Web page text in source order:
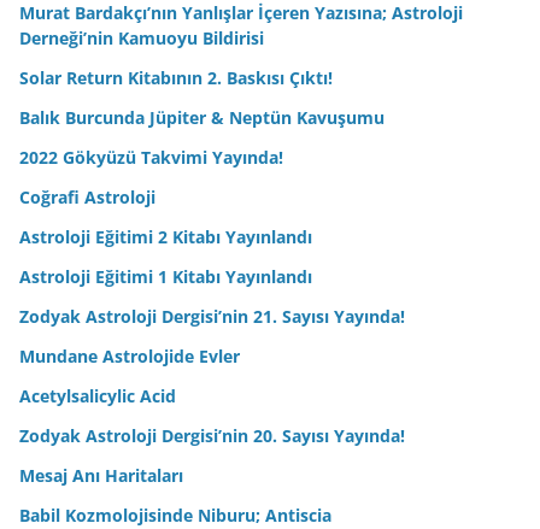
Murat Bardakçı’nın Yanlışlar İçeren Yazısına; Astroloji
Derneği’nin Kamuoyu Bildirisi
Solar Return Kitabının 2. Baskısı Çıktı!
Balık Burcunda Jüpiter & Neptün Kavuşumu
2022 Gökyüzü Takvimi Yayında!
Coğrafi Astroloji
Astroloji Eğitimi 2 Kitabı Yayınlandı
Astroloji Eğitimi 1 Kitabı Yayınlandı
Zodyak Astroloji Dergisi’nin 21. Sayısı Yayında!
Mundane Astrolojide Evler
Acetylsalicylic Acid
Zodyak Astroloji Dergisi’nin 20. Sayısı Yayında!
Mesaj Anı Haritaları
Babil Kozmolojisinde Niburu; Antiscia